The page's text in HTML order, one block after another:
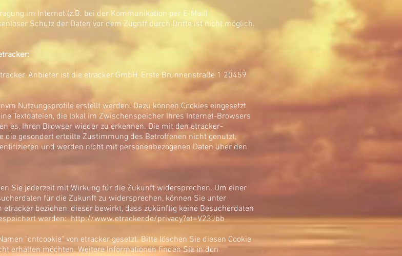
im Internet (z.B. bei der Kommunikation per E-Mail)
Schutz der Daten vor dem Zugriff durch Dritte ist nicht möglich.
Anbieter ist die etracker GmbH, Erste Brunnenstraße 1 20459
Nutzungsprofile erstellt werden. Dazu können Cookies eingesetzt
Textdateien, die lokal im Zwischenspeicher Ihres Internet-Browsers
es, Ihren Browser wieder zu erkennen. Die mit den etracker-
die gesondert erteilte Zustimmung des Betroffenen nicht genutzt,
und werden nicht mit personenbezogenen Daten über den
Sie jederzeit mit Wirkung für die Zukunft widersprechen. Um einer
für die Zukunft zu widersprechen, können Sie unter
etracker beziehen, dieser bewirkt, dass zukünftig keine Besucherdaten
werden: http://www.etracker.de/privacy?et=V23Jbb
"cntcookie" von etracker gesetzt. Bitte löschen Sie diesen Cookie
erhalten möchten. Weitere Informationen finden Sie in den